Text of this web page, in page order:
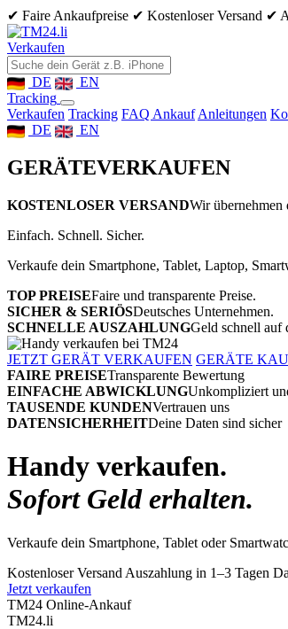
✔ Faire Ankaufpreise ✔ Kostenloser Versand ✔
Verkaufen
DE
EN
Tracking
Verkaufen Tracking FAQ Ankauf Anleitungen
DE
EN
GERÄTEVERKAUFEN
KOSTENLOSER VERSANDWir übernehmen
Einfach. Schnell. Sicher.
Verkaufe dein Smartphone, Tablet, Laptop,
TOP PREISEFaire und transparente Preise.
SICHER & SERIÖSDeutsches Unternehmen.
SCHNELLE AUSZAHLUNGGeld schnell auf
JETZT GERÄT VERKAUFEN GERÄTE
FAIRE PREISETransparente Bewertung
EINFACHE ABWICKLUNGUnkompliziert
TAUSENDE KUNDENVertrauen uns
DATENSICHERHEITDeine Daten sind sicher
Handy verkaufen.
Sofort Geld erhalten.
Verkaufe dein Smartphone, Tablet oder
Kostenloser Versand Auszahlung in 1–3 Tagen
Jetzt verkaufen
TM24 Online-Ankauf
TM24.li